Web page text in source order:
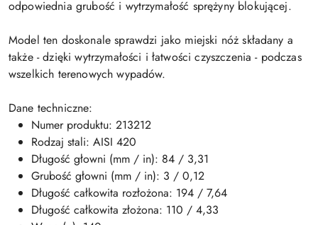
odpowiednia grubość i wytrzymałość sprężyny blokującej.
Model ten doskonale sprawdzi jako miejski nóż składany a
także - dzięki wytrzymałości i łatwości czyszczenia - podczas
wszelkich terenowych wypadów.
Dane techniczne:
Numer produktu: 213212
Rodzaj stali: AISI 420
Długość głowni (mm / in): 84 / 3,31
Grubość głowni (mm / in): 3 / 0,12
Długość całkowita rozłożona: 194 / 7,64
Długość całkowita złożona: 110 / 4,33